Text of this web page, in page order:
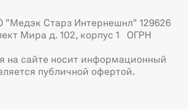
"Медэк Старз Интернешнл" 129626
Мира д. 102, корпус 1 ОГРН
на сайте носит информационный
публичной офертой.